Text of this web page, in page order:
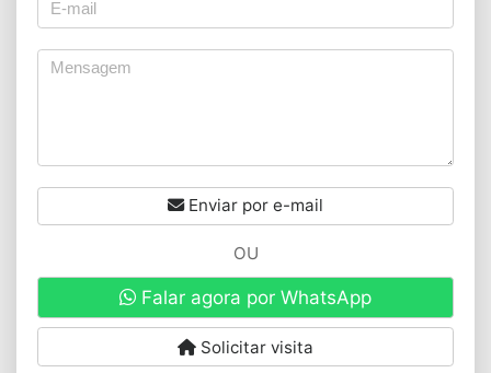
Enviar por e-mail
OU
Falar agora por WhatsApp
Solicitar visita